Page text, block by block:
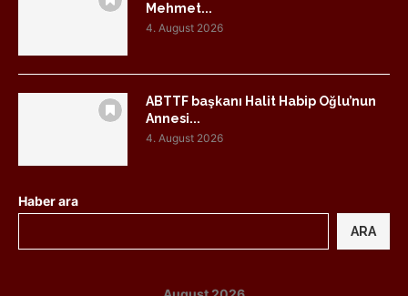
Mehmet...
4. August 2026
ABTTF başkanı Halit Habip Oğlu’nun
Annesi...
4. August 2026
Haber ara
ARA